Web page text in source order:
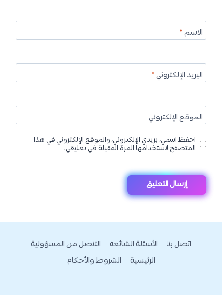
الاسم*
البريد الإلكتروني*
الموقع الإلكتروني
احفظ اسمي، بريدي الإلكتروني، والموقع الإلكتروني في هذا
المتصفح لاستخدامها المرة المقبلة في تعليقي.
اتصل بنا الأسئلة الشائعة
التنصل من المسؤولية
الرئيسية
الشروط والأحكام